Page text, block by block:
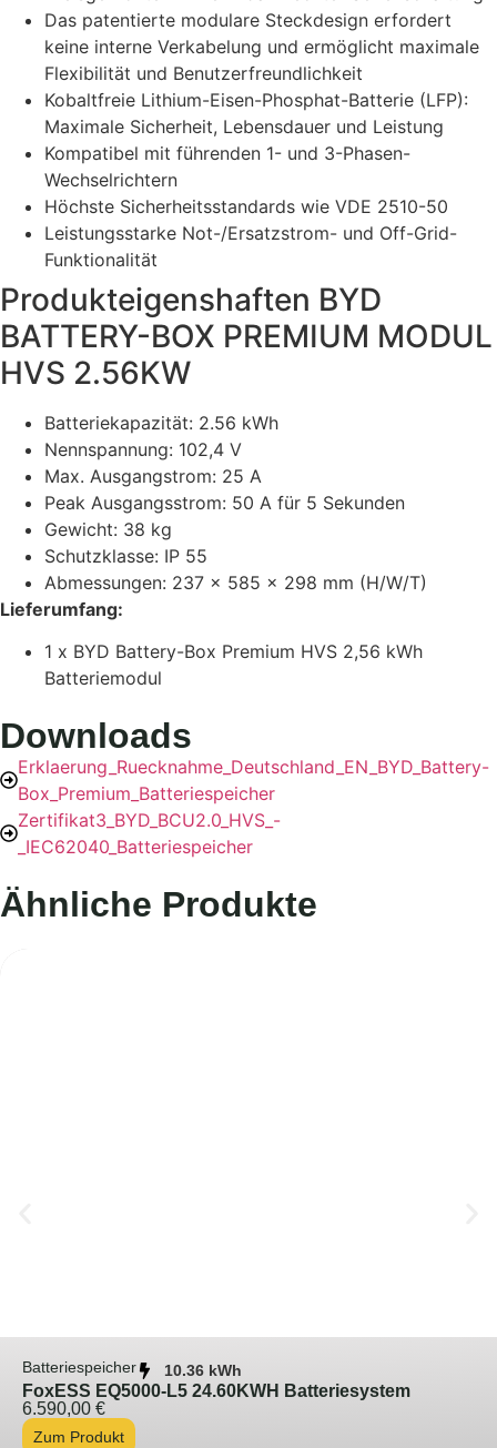
Das patentierte modulare Steckdesign erfordert
keine interne Verkabelung und ermöglicht maximale
Flexibilität und Benutzerfreundlichkeit
Kobaltfreie Lithium-Eisen-Phosphat-Batterie (LFP):
Maximale Sicherheit, Lebensdauer und Leistung
Kompatibel mit führenden 1- und 3-Phasen-
Wechselrichtern
Höchste Sicherheitsstandards wie VDE 2510-50
Leistungsstarke Not-/Ersatzstrom- und Off-Grid-
Funktionalität
Produkteigenshaften BYD
BATTERY-BOX PREMIUM MODUL
HVS 2.56KW
Batteriekapazität: 2.56 kWh
Nennspannung: 102,4 V
Max. Ausgangstrom: 25 A
Peak Ausgangsstrom: 50 A für 5 Sekunden
Gewicht: 38 kg
Schutzklasse: IP 55
Abmessungen: 237 x 585 x 298 mm (H/W/T)
Lieferumfang:
1 x BYD Battery-Box Premium HVS 2,56 kWh
Batteriemodul
Downloads
Erklaerung_Ruecknahme_Deutschland_EN_BYD_Battery-
Box_Premium_Batteriespeicher
Zertifikat3_BYD_BCU2.0_HVS_-
_IEC62040_Batteriespeicher
Ähnliche Produkte
Batteriespeicher 10.36 kWh
FoxESS EQ5000-L5 24.60KWH Batteriesystem
6.590,00 €
Zum Produkt